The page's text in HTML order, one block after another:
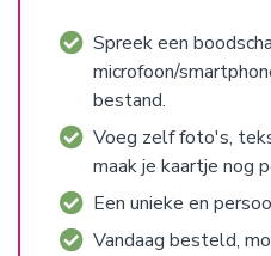
Spreek een
microfoon/
bestand.
Voeg zelf foto's,
maak je kaartje nog
Een unieke en
Vandaag besteld,